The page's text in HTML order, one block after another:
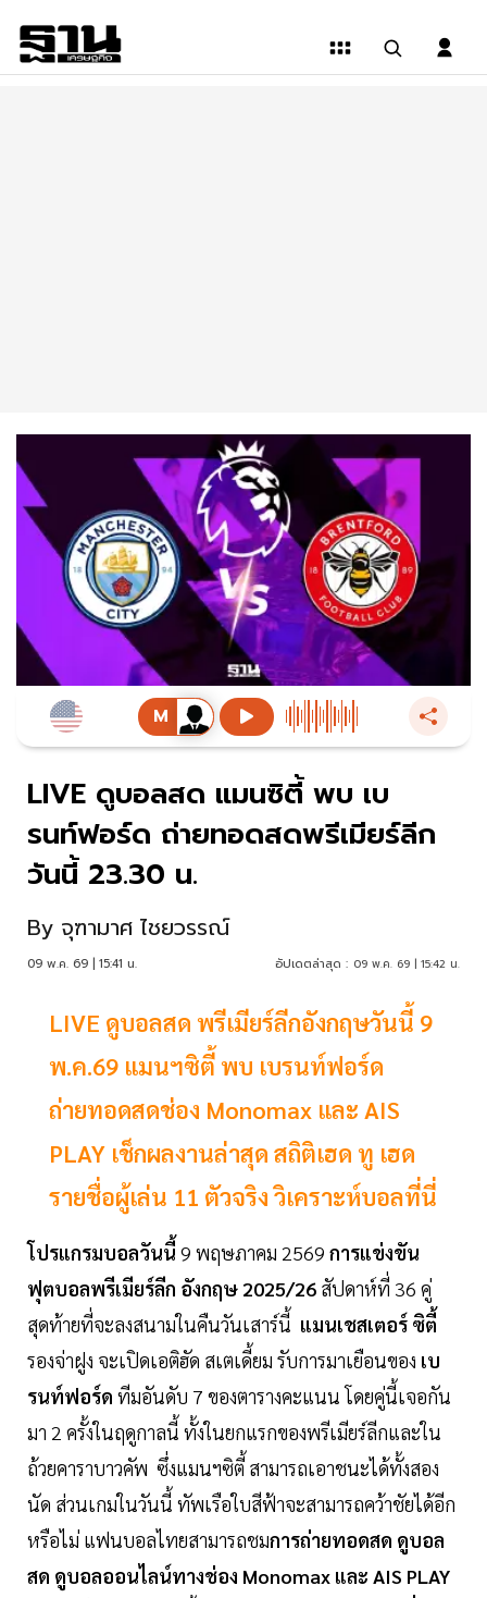
LIVE ดูบอลสด แมนซิตี้ พบ เบ
รนท์ฟอร์ด ถ่ายทอดสดพรีเมียร์ลีก
วันนี้ 23.30 น.
By จุฑามาศ ไชยวรรณ์
09 พ.ค. 69 | 15:41 น. อัปเดตล่าสุด : 09 พ.ค. 69 | 15:42 น.
LIVE ดูบอลสด พรีเมียร์ลีกอังกฤษวันนี้ 9
พ.ค.69 แมนฯซิตี้ พบ เบรนท์ฟอร์ด
ถ่ายทอดสดช่อง Monomax และ AIS
PLAY เช็กผลงานล่าสุด สถิติเฮด ทู เฮด
รายชื่อผู้เล่น 11 ตัวจริง วิเคราะห์บอลที่นี่
โปรแกรมบอลวันนี้ 9 พฤษภาคม 2569 การแข่งขัน
ฟุตบอลพรีเมียร์ลีก อังกฤษ 2025/26 สัปดาห์ที่ 36 คู่
สุดท้ายที่จะลงสนามในคืนวันเสาร์นี้ แมนเชสเตอร์ ซิตี้
รองจ่าฝูง จะเปิดเอติฮัด สเตเดี้ยม รับการมาเยือนของ เบ
รนท์ฟอร์ด ทีมอันดับ 7 ของตารางคะแนน โดยคู่นี้เจอกัน
มา 2 ครั้งในฤดูกาลนี้ ทั้งในยกแรกของพรีเมียร์ลีกและใน
ถ้วยคาราบาวคัพ ซึ่งแมนฯซิตี้ สามารถเอาชนะได้ทั้งสอง
นัด ส่วนเกมในวันนี้ ทัพเรือใบสีฟ้าจะสามารถคว้าชัยได้อีก
หรือไม่ แฟนบอลไทยสามารถชมการถ่ายทอดสด ดูบอล
สด ดูบอลออนไลน์ทางช่อง Monomax และ AIS PLAY